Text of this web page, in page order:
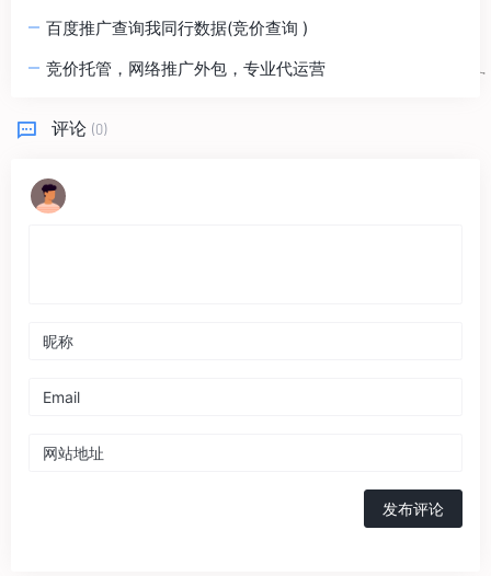
百度推广查询我同行数据(竞价查询 )
竞价托管，网络推广外包，专业代运营
评论 (0)
发布评论